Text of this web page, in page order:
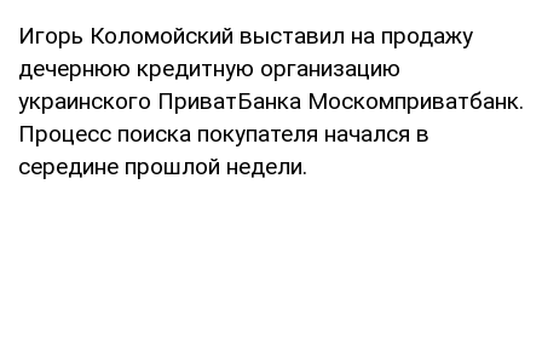
Игорь Коломойский выставил на продажу
дечернюю кредитную организацию
украинского ПриватБанка Москомприватбанк.
Процесс поиска покупателя начался в
середине прошлой недели.